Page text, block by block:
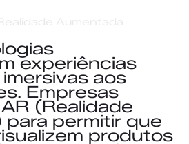
experiências
aos
Empresas
(Realidade
permitir que
produtos